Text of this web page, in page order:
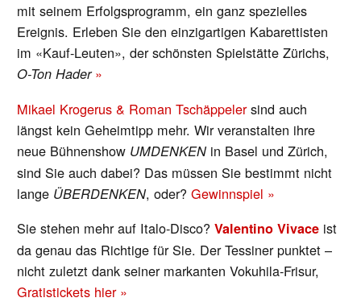
mit seinem Erfolgsprogramm, ein ganz spezielles
Ereignis. Erleben Sie den einzigartigen Kabarettisten
im «Kauf-Leuten», der schönsten Spielstätte Zürichs,
O-Ton Hader »
Mikael Krogerus & Roman Tschäppelersind auch
längst kein Geheimtipp mehr. Wir veranstalten ihre
neue Bühnenshow UMDENKEN in Basel und Zürich,
sind Sie auch dabei? Das müssen Sie bestimmt nicht
lange ÜBERDENKEN, oder?Gewinnspiel »
Sie stehen mehr auf Italo-Disco?Valentino Vivace ist
da genau das Richtige für Sie. Der Tessiner punktet –
nicht zuletzt dank seiner markanten Vokuhila-Frisur,
Gratistickets hier »